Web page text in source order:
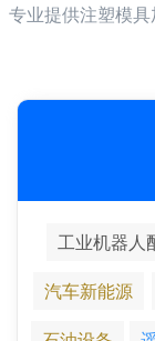
专业提供注塑模
工业机器人
汽车新能源